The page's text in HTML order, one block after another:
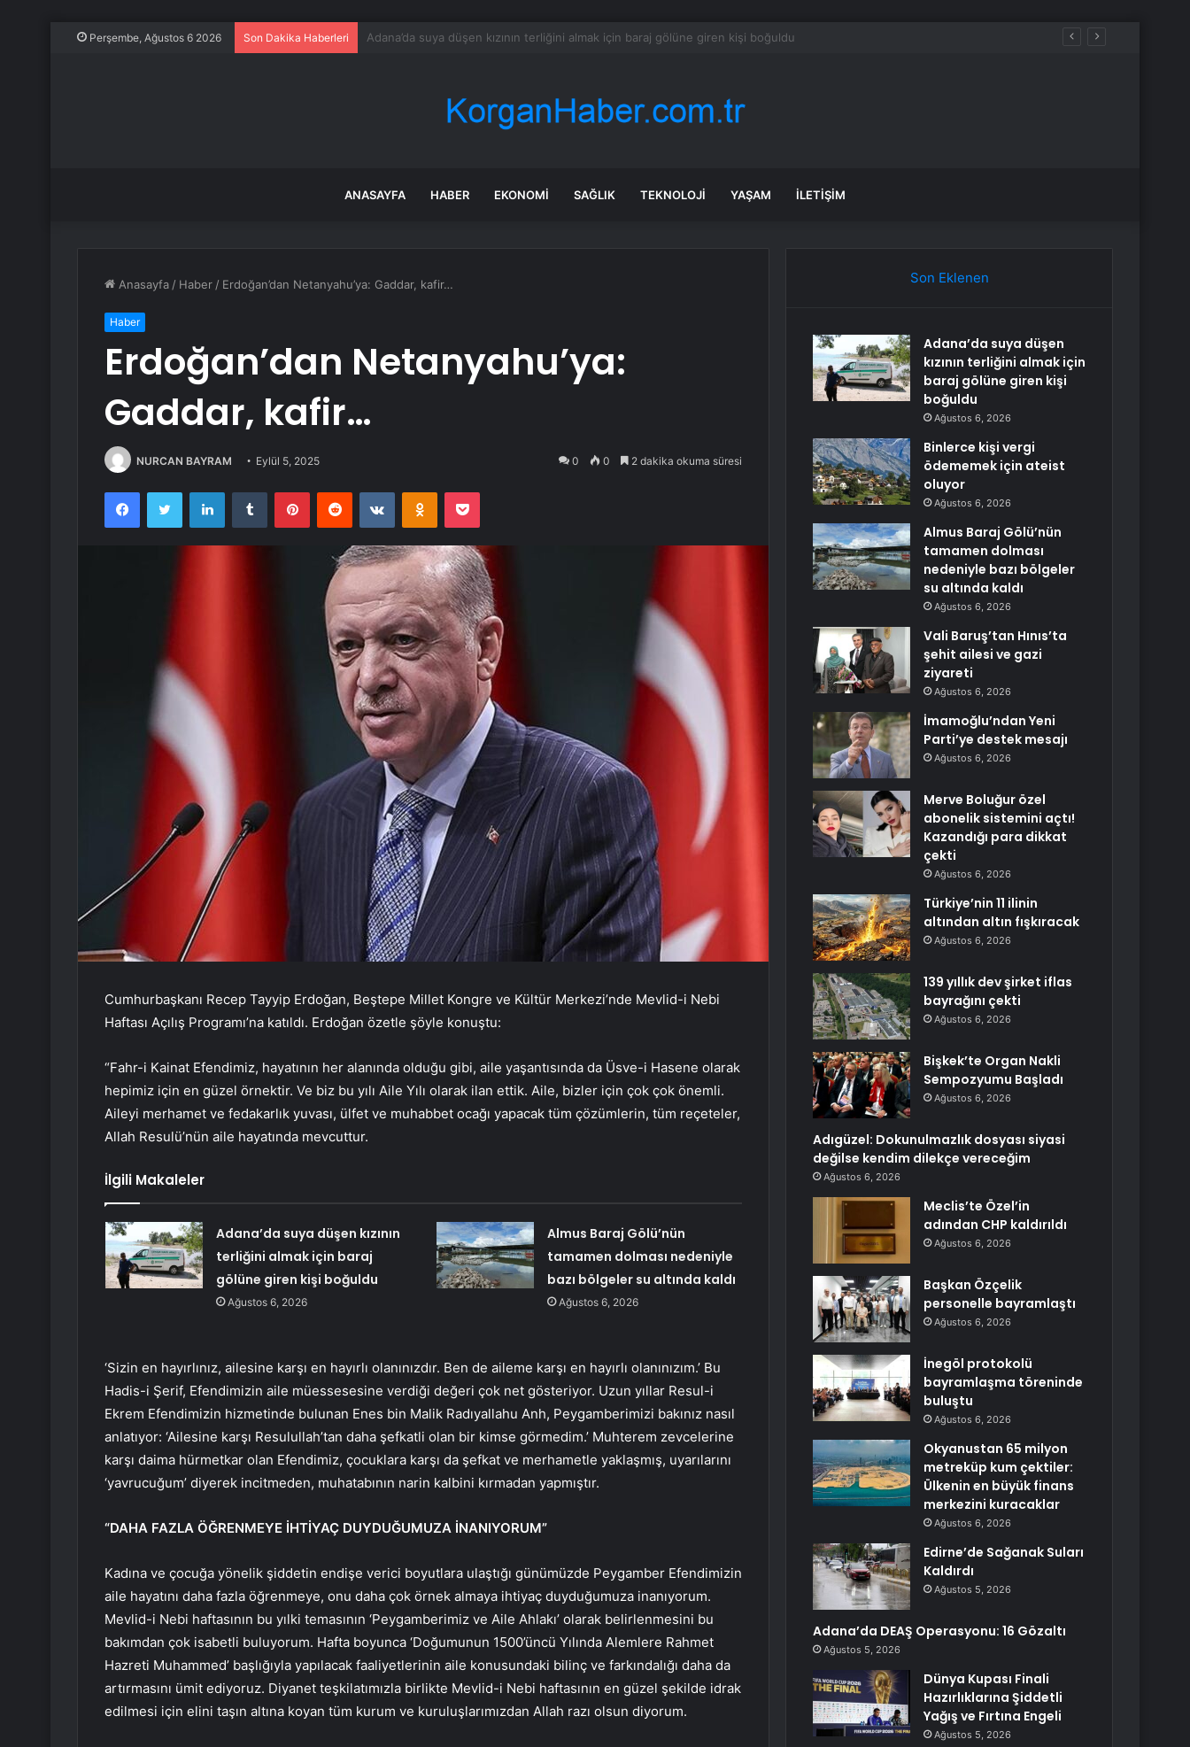
Perşembe, Ağustos 6 2026 Son Dakika Haberleri Binlerce kişi vergi ödememek için ateist oluyor
ANASAYFA HABER EKONOMI SAĞLIK TEKNOLOJI YAŞAM İLETIŞIM
Anasayfa / Haber / Erdoğan’dan Netanyahu’ya: Gaddar, kafir…
Haber
Erdoğan’dan Netanyahu’ya:
Gaddar, kafir…
NURCAN BAYRAM Eylül 5, 2025 0 0 2 dakika okuma süresi
FacebookTwitter LinkedInTumblr PinterestReddit VKontakteOdnoklassniki
Pocket
Cumhurbaşkanı Recep Tayyip Erdoğan, Beştepe Millet Kongre ve Kültür Merkezi’nde Mevlid-i Nebi
Haftası Açılış Programı’na katıldı. Erdoğan özetle şöyle konuştu:
“Fahr-i Kainat Efendimiz, hayatının her alanında olduğu gibi, aile yaşantısında da Üsve-i Hasene olarak
hepimiz için en güzel örnektir. Ve biz bu yılı Aile Yılı olarak ilan ettik. Aile, bizler için çok çok önemli.
Aileyi merhamet ve fedakarlık yuvası, ülfet ve muhabbet ocağı yapacak tüm çözümlerin, tüm reçeteler,
Allah Resulü’nün aile hayatında mevcuttur.
İlgili Makaleler
Adana’da suya düşen kızının
terliğini almak için baraj
gölüne giren kişi boğuldu
Ağustos 6, 2026
Almus Baraj Gölü’nün
tamamen dolması nedeniyle
bazı bölgeler su altında kaldı
Ağustos 6, 2026
‘Sizin en hayırlınız, ailesine karşı en hayırlı olanınızdır. Ben de aileme karşı en hayırlı olanınızım.’ Bu
Hadis-i Şerif, Efendimizin aile müessesesine verdiği değeri çok net gösteriyor. Uzun yıllar Resul-i
Ekrem Efendimizin hizmetinde bulunan Enes bin Malik Radıyallahu Anh, Peygamberimizi bakınız nasıl
anlatıyor: ‘Ailesine karşı Resulullah’tan daha şefkatli olan bir kimse görmedim.’ Muhterem zevcelerine
karşı daima hürmetkar olan Efendimiz, çocuklara karşı da şefkat ve merhametle yaklaşmış, uyarılarını
‘yavrucuğum’ diyerek incitmeden, muhatabının narin kalbini kırmadan yapmıştır.
“DAHA FAZLA ÖĞRENMEYE İHTİYAÇ DUYDUĞUMUZA İNANIYORUM”
Kadına ve çocuğa yönelik şiddetin endişe verici boyutlara ulaştığı günümüzde Peygamber Efendimizin
aile hayatını daha fazla öğrenmeye, onu daha çok örnek almaya ihtiyaç duyduğumuza inanıyorum.
Mevlid-i Nebi haftasının bu yılki temasının ‘Peygamberimiz ve Aile Ahlakı’ olarak belirlenmesini bu
bakımdan çok isabetli buluyorum. Hafta boyunca ‘Doğumunun 1500’üncü Yılında Alemlere Rahmet
Hazreti Muhammed’ başlığıyla yapılacak faaliyetlerinin aile konusundaki bilinç ve farkındalığı daha da
artırmasını ümit ediyoruz. Diyanet teşkilatımızla birlikte Mevlid-i Nebi haftasının en güzel şekilde idrak
edilmesi için elini taşın altına koyan tüm kurum ve kuruluşlarımızdan Allah razı olsun diyorum.
Son Eklenen
Adana’da suya düşen
kızının terliğini almak için
baraj gölüne giren kişi
boğuldu
Ağustos 6, 2026
Binlerce kişi vergi
ödememek için ateist
oluyor
Ağustos 6, 2026
Almus Baraj Gölü’nün
tamamen dolması
nedeniyle bazı bölgeler
su altında kaldı
Ağustos 6, 2026
Vali Baruş’tan Hınıs’ta
şehit ailesi ve gazi
ziyareti
Ağustos 6, 2026
İmamoğlu’ndan Yeni
Parti’ye destek mesajı
Ağustos 6, 2026
Merve Boluğur özel
abonelik sistemini açtı!
Kazandığı para dikkat
çekti
Ağustos 6, 2026
Türkiye’nin 11 ilinin
altından altın fışkıracak
Ağustos 6, 2026
139 yıllık dev şirket iflas
bayrağını çekti
Ağustos 6, 2026
Bişkek’te Organ Nakli
Sempozyumu Başladı
Ağustos 6, 2026
Adıgüzel: Dokunulmazlık dosyası siyasi
değilse kendim dilekçe vereceğim
Ağustos 6, 2026
Meclis’te Özel’in
adından CHP kaldırıldı
Ağustos 6, 2026
Başkan Özçelik
personelle bayramlaştı
Ağustos 6, 2026
İnegöl protokolü
bayramlaşma töreninde
buluştu
Ağustos 6, 2026
Okyanustan 65 milyon
metreküp kum çektiler:
Ülkenin en büyük finans
merkezini kuracaklar
Ağustos 6, 2026
Edirne’de Sağanak Suları
Kaldırdı
Ağustos 5, 2026
Adana’da DEAŞ Operasyonu: 16 Gözaltı
Ağustos 5, 2026
Dünya Kupası Finali
Hazırlıklarına Şiddetli
Yağış ve Fırtına Engeli
Ağustos 5, 2026